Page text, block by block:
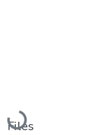
Loading...
Files